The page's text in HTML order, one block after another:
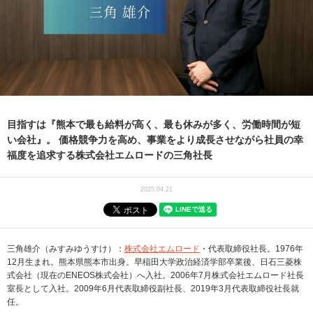
目指すは『熊本で最も給料が高く、最も休みが多く、労働時間が短
い会社』。 価格競争力を高め、事業をより成長させながら社員の幸
福度を追求する株式会社エムロードの三角社長
2025.04.21
三角雄介（みすみゆうすけ）： 株式会社エムロード ・代表取締役社長。1976年
12月生まれ。熊本県熊本市出身。早稲田大学政治経済学部卒業後、日石三菱株
式会社（現在のENEOS株式会社）へ入社。2006年7月株式会社エムロード社長
室長として入社。2009年6月代表取締役副社長、2019年3月代表取締役社長就
任。